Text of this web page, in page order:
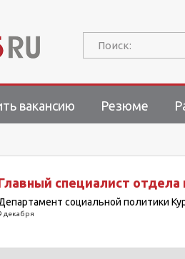
Поиск:
вакансию Резюме
специалист
социальной политики
декабря